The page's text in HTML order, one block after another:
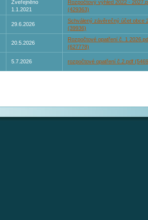
Zveřejněno
1.1.2021
Rozpočtový výhled 2022 -
(429363)
29.6.2026
Schválený závěrečný účet obce
(39936)
20.5.2026
Rozpočtové opatření č. 1
(627778)
5.7.2026 rozpočtové opatření č.2.pdf